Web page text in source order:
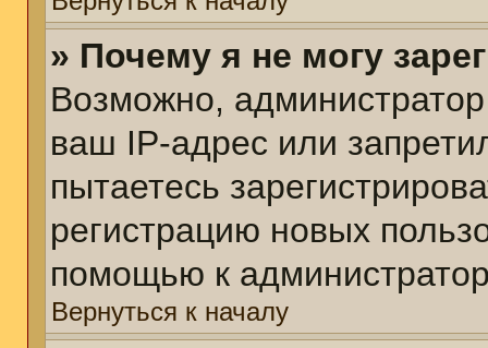
» Почему я не могу
Возможно,
ваш IP-адрес или
пытаетесь
регистрацию новых
помощью к
Вернуться к началу